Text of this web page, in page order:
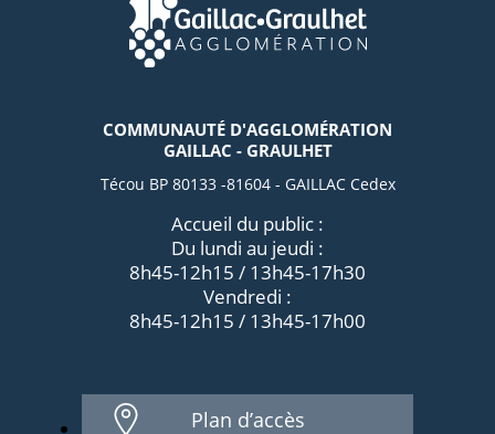
COMMUNAUTÉ D'AGGLOMÉRATION
GAILLAC - GRAULHET
Técou BP 80133 -81604 - GAILLAC Cedex
Accueil du public :
Du lundi au jeudi :
8h45-12h15 / 13h45-17h30
Vendredi :
8h45-12h15 / 13h45-17h00
Plan d’accès